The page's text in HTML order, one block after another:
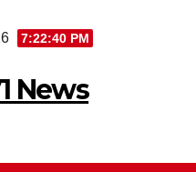
7:22:41 PM
News